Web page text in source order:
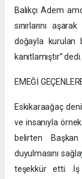
Balıkçı Adem
sınırlarını
doğayla kurulan
kanıtlamıştır” dedi.
EMEĞİ
Eskikaraağaç
ve insanıyla
belirten
duyulmasını
teşekkür etti. İş